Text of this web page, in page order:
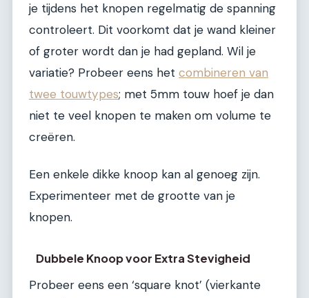
je tijdens het knopen regelmatig de spanning
controleert. Dit voorkomt dat je wand kleiner
of groter wordt dan je had gepland. Wil je
variatie? Probeer eens het combineren van
twee touwtypes; met 5mm touw hoef je dan
niet te veel knopen te maken om volume te
creëren.
Een enkele dikke knoop kan al genoeg zijn.
Experimenteer met de grootte van je
knopen.
Dubbele Knoop voor Extra Stevigheid
Probeer eens een ‘square knot’ (vierkante